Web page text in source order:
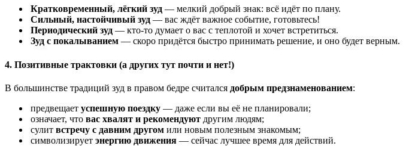
Кратковременный, лёгкий зуд — мелкий добрый знак: всё идёт по плану.
Сильный, настойчивый зуд — вас ждёт важное событие, готовьтесь!
Периодический зуд — кто‑то думает о вас с теплотой и хочет встретиться.
Зуд с покалыванием — скоро придётся быстро принимать решение, и оно будет верным.
4. Позитивные трактовки (а других тут почти и нет!)
В большинстве традиций зуд в правом бедре считался добрым предзнаменованием:
предвещает успешную поездку — даже если вы её не планировали;
означает, что вас хвалят и рекомендуют другим людям;
сулит встречу с давним другом или новым полезным знакомым;
символизирует энергию движения — сейчас лучшее время для действий.